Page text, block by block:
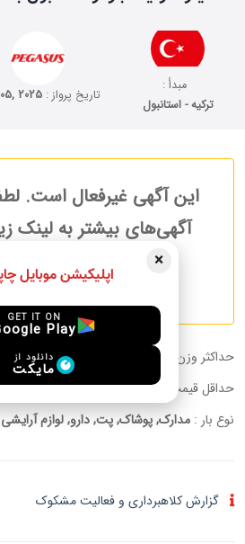
مبدأ :
ترکیه - استانبول
تاریخ پرواز : 2025
این آگهی غیرفعال است.
آگهی‌های بیشتر به لینک
آگهی های بیشتر
حداکثر وزن قابل حمل :
حداقل قیمت به ازای هر کیلوگرم:توافقی
نوع بار : مدارک, پوشاک, پت, دارو, لوازم آرایشی
گزارش کلاهبرداری و فعالیت مشکوک
×
اپلیکیشن موبایل
GET IT ON
Play
دانلود از
مایکت